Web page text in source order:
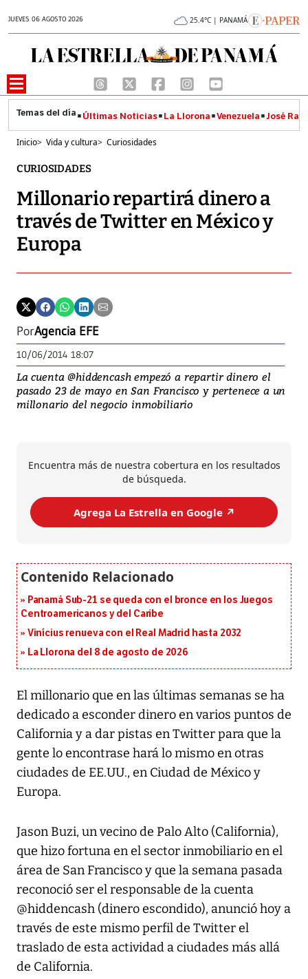
JUEVES 06 AGOSTO 2026 25.4°C | PANAMÁ
Últimas Noticias La Llorona Venezuela José
Inicio> Vida y cultura> Curiosidades
CURIOSIDADES
Millonario repartirá dinero a
través de Twitter en México y
Europa
PorAgencia EFE
10/06/2014 18:07
La cuenta @hiddencash empezó a repartir dinero el
pasado 23 de mayo en San Francisco y pertenece a un
millonario del negocio inmobiliario
Encuentra más de nuestra cobertura en los resultados
de búsqueda.
Agrega La Estrella en Google ↗️
Panamá Sub-21 se queda con el bronce en los Juegos
Centroamericanos y del Caribe
Vinícius renueva con el Real Madrid hasta 2032
La Llorona del 8 de agosto de 2026
El millonario que en las últimas semanas se ha
dedicado a esconder dinero en varios puntos de
California y a dar pistas en Twitter para que la
gente lo encontrase hará lo mismo en otras
ciudades de EE.UU., en Ciudad de México y
Europa.
Jason Buzi, un vecino de Palo Alto (California),
que hizo fortuna en el sector inmobiliario en el
área de San Francisco y que la semana pasada
reconoció ser el responsable de la cuenta
@hiddencash (dinero escondido), anunció hoy a
través de este mismo perfil de Twitter el
traslado de esta actividad a ciudades más allá
de California.